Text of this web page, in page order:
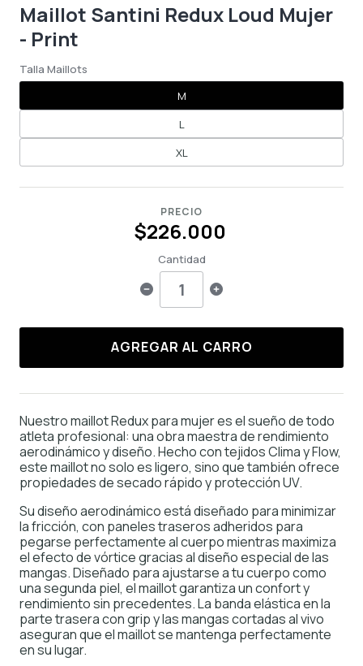
Maillot Santini Redux Loud Mujer
- Print
Talla Maillots
M
L
XL
PRECIO
$226.000
Cantidad
AGREGAR AL CARRO
Nuestro maillot Redux para mujer es el sueño de todo
atleta profesional: una obra maestra de rendimiento
aerodinámico y diseño. Hecho con tejidos Clima y Flow,
este maillot no solo es ligero, sino que también ofrece
propiedades de secado rápido y protección UV.
Su diseño aerodinámico está diseñado para minimizar
la fricción, con paneles traseros adheridos para
pegarse perfectamente al cuerpo mientras maximiza
el efecto de vórtice gracias al diseño especial de las
mangas. Diseñado para ajustarse a tu cuerpo como
una segunda piel, el maillot garantiza un confort y
rendimiento sin precedentes. La banda elástica en la
parte trasera con grip y las mangas cortadas al vivo
aseguran que el maillot se mantenga perfectamente
en su lugar.